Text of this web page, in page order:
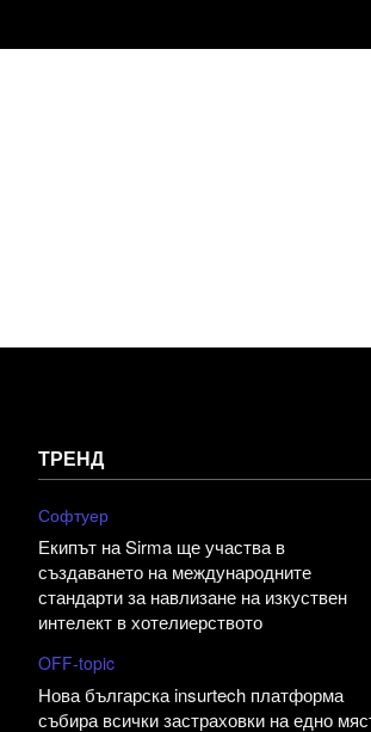
ТРЕНД
Софтуер
Екипът на Sirma ще участва в
създаването на международните
стандарти за навлизане на изкуствен
интелект в хотелиерството
OFF-topic
Нова българска insurtech платформа
събира всички застраховки на едно